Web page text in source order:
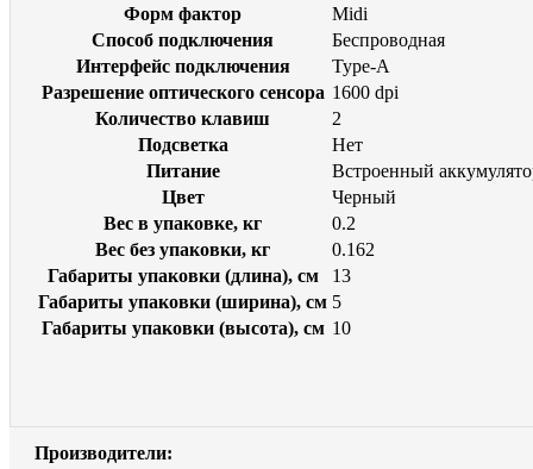
Форм фактор
Midi
Способ подключения
Беспроводная
Интерфейс подключения
Type-A
Разрешение оптического сенсора 1600 dpi
Количество клавиш
2
Подсветка
Нет
Питание
Встроенный
Цвет
Черный
Вес в упаковке, кг
0.2
Вес без упаковки, кг
0.162
Габариты упаковки (длина), см
13
Габариты упаковки (ширина), см 5
Габариты упаковки (высота), см 10
Производители: